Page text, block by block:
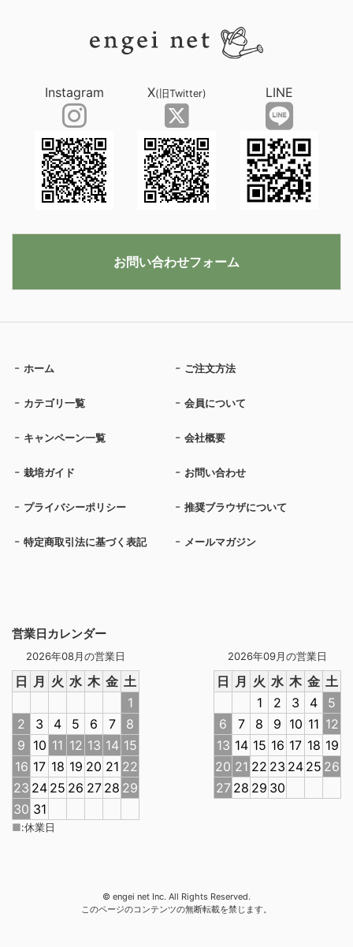
営業日カレンダー
2026年08月の営業日
日 月 火 水 木 金 土
1
2
3 4 5 6 7
8
9 10 11 12 13 14 15
16 17 18 19 20 21 22
23 24 25 26 27 28 29
30 31
2026年09月の営業日
日 月 火 水 木 金 土
1
2 3 4
5
6
7 8 9 10 11 12
13 14 15 16 17 18 19
20 21 22 23 24 25 26
27 28 29 30
■:休業日
ホーム ご注文方法
カテゴリ一覧 会員について
キャンペーン一覧 会社概要
栽培ガイド お問い合わせ
プライバシーポリシー 推奨ブラウザについて
特定商取引法に基づく表記 メールマガジン
Instagram X(旧Twitter) LINE
お問い合わせフォーム
© engei net Inc. All Rights Reserved.
このページのコンテンツの無断転載を禁じます。